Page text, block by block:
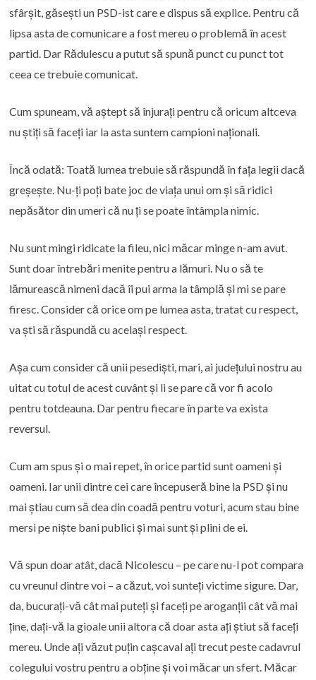
sfârșit, găsești un PSD-ist care e dispus să explice. Pentru că
lipsa asta de comunicare a fost mereu o problemă în acest
partid. Dar Rădulescu a putut să spună punct cu punct tot
ceea ce trebuie comunicat.
Cum spuneam, vă aștept să înjurați pentru că oricum altceva
nu știți să faceți iar la asta suntem campioni naționali.
Încă odată: Toată lumea trebuie să răspundă în fața legii dacă
greșește. Nu-ți poți bate joc de viața unui om și să ridici
nepăsător din umeri că nu ți se poate întâmpla nimic.
Nu sunt mingi ridicate la fileu, nici măcar minge n-am avut.
Sunt doar întrebări menite pentru a lămuri. Nu o să te
lămurească nimeni dacă îi pui arma la tâmplă și mi se pare
firesc. Consider că orice om pe lumea asta, tratat cu respect,
va ști să răspundă cu același respect.
Așa cum consider că unii pesediști, mari, ai județului nostru au
uitat cu totul de acest cuvânt și li se pare că vor fi acolo
pentru totdeauna. Dar pentru fiecare în parte va exista
reversul.
Cum am spus și o mai repet, în orice partid sunt oameni și
oameni. Iar unii dintre cei care începuseră bine la PSD și nu
mai știau cum să dea din coadă pentru voturi, acum stau bine
mersi pe niște bani publici și mai sunt și plini de ei.
Vă spun doar atât, dacă Nicolescu – pe care nu-l pot compara
cu vreunul dintre voi – a căzut, voi sunteți victime sigure. Dar,
da, bucurați-vă cât mai puteți și faceți pe aroganții cât vă mai
ține, dați-vă la gioale unii altora că doar asta ați știut să faceți
mereu. Unde ați văzut puțin cașcaval ați trecut peste cadavrul
colegului vostru pentru a obține și voi măcar un sfert. Măcar